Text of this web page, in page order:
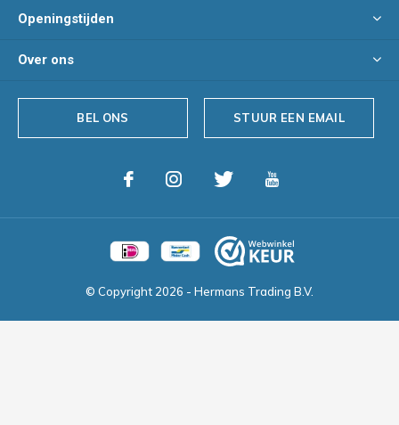
Openingstijden
Over ons
BEL ONS STUUR EEN EMAIL
© Copyright 2026 - Hermans Trading B.V.